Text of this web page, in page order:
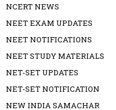
NCERT NEWS
NEET EXAM UPDATES
NEET NOTIFICATIONS
NEET STUDY MATERIALS
NET-SET UPDATES
NET-SET NOTIFICATION
NEW INDIA SAMACHAR